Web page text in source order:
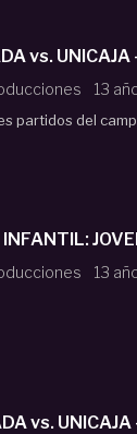
vs.
13
partidos del
2ª parte
13
vs.